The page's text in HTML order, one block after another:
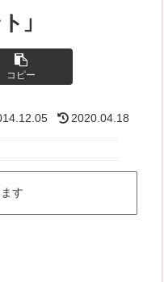
」
コピー
2020.04.18
す